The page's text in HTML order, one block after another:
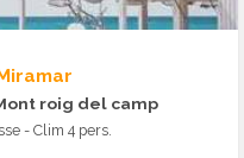
roig del camp
- Clim 4 pers.